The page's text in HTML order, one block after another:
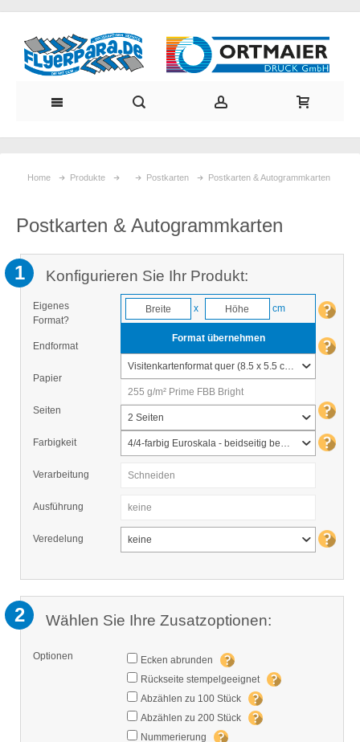
Home Produkte Postkarten Postkarten & Autogrammkarten
Postkarten & Autogrammkarten
1 Konfigurieren Sie Ihr Produkt:
Eigenes
Format?
x cm
Format übernehmen
Endformat
Visitenkartenformat quer (8.5 x 5.5 cm)
Papier
255 g/m² Prime FBB Bright
Seiten
2 Seiten
Farbigkeit 4/4-farbig Euroskala - beidseitig bedruckt
Verarbeitung Schneiden
Ausführung keine
Veredelung keine
2 Wählen Sie Ihre Zusatzoptionen:
Optionen
Ecken abrunden
Rückseite stempelgeeignet
Abzählen zu 100 Stück
Abzählen zu 200 Stück
Nummerierung